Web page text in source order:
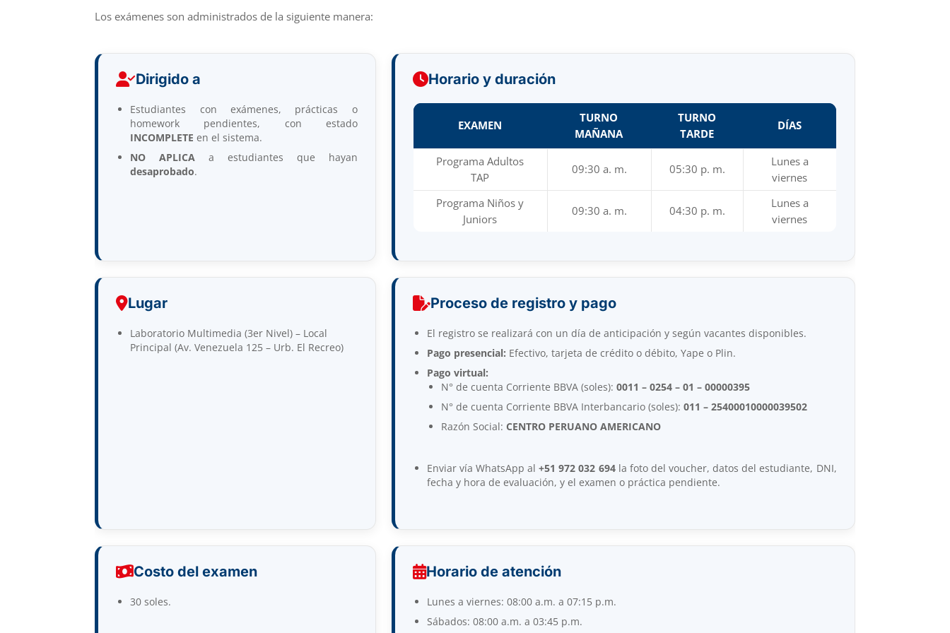
Los exámenes son administrados de la siguiente manera:
Dirigido a
Estudiantes con exámenes, prácticas o
homework pendientes, con estado
INCOMPLETE en el sistema.
NO APLICA a estudiantes que hayan
desaprobado.
Horario y duración
EXAMEN
TURNO
MAÑANA
TURNO
TARDE
DÍAS
Programa Adultos
TAP
09:30 a. m. 05:30 p. m.
Lunes a
viernes
Programa Niños y
Juniors
09:30 a. m. 04:30 p. m.
Lunes a
viernes
Lugar
Laboratorio Multimedia (3er Nivel) – Local
Principal (Av. Venezuela 125 – Urb. El Recreo)
Proceso de registro y pago
El registro se realizará con un día de anticipación y según vacantes disponibles.
Pago presencial: Efectivo, tarjeta de crédito o débito, Yape o Plin.
Pago virtual:
N° de cuenta Corriente BBVA (soles): 0011 – 0254 – 01 – 00000395
N° de cuenta Corriente BBVA Interbancario (soles): 011 – 25400010000039502
Razón Social: CENTRO PERUANO AMERICANO
Enviar vía WhatsApp al+51 972 032 694la foto del voucher, datos del estudiante, DNI,
fecha y hora de evaluación, y el examen o práctica pendiente.
Costo del examen
30 soles.
Horario de atención
Lunes a viernes: 08:00 a.m. a 07:15 p.m.
Sábados: 08:00 a.m. a 03:45 p.m.